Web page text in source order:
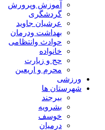
آموزش وپرورش
گردشگری
عرشیان جاوید
بهداشت ودرمان
حوادث وانتظامی
خانواده
حج و زیارت
محرم و اریعین
ورزشی
شهرستان ها
بیرجند
بشرویه
خوسف
درمیان